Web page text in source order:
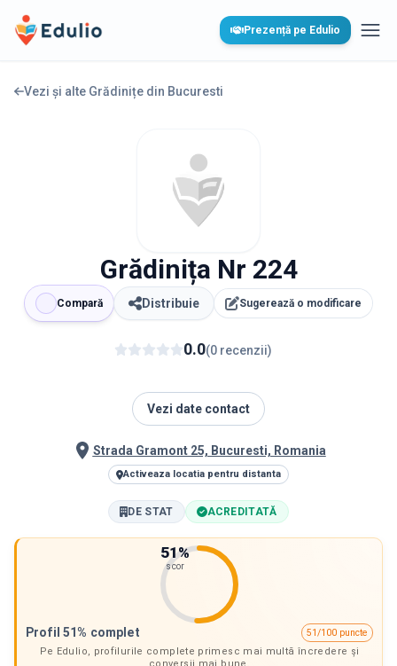
Edulio Prezență pe Edulio
Vezi și alte Grădinițe din Bucuresti
Grădinița Nr 224
Compară Distribuie Sugerează o modificare
0.0(0 recenzii)
Vezi date contact
Strada Gramont 25, Bucuresti, Romania
Activeaza locatia pentru distanta
DE STAT ACREDITATĂ
51%
scor
Profil 51% complet
51/100 puncte
Pe Edulio, profilurile complete primesc mai multă încredere și